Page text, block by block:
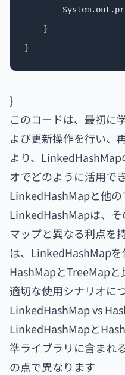
    }
}
このコードは、最初に
よび更新操作を行い、
より、LinkedHashMap
オでどのように活用で
LinkedHashMapと他
LinkedHashMapは、
マップと異なる利点を
は、LinkedHashMap
HashMapとTreeMap
適切な使用シナリオに
LinkedHashMap vs
LinkedHashMapと
準ライブラリに含まれ
の点で異なります